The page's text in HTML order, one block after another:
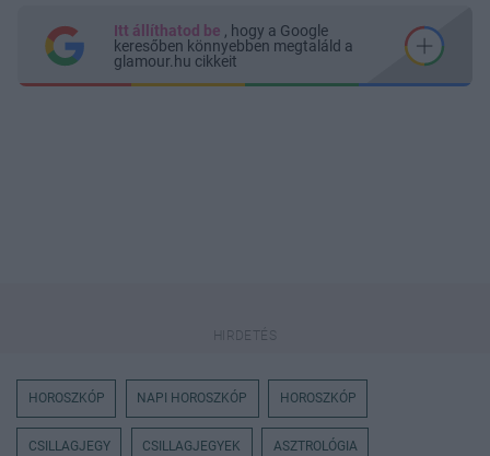
Itt állíthatod be , hogy a Google
keresőben könnyebben megtaláld a
glamour.hu cikkeit
HOROSZKÓP NAPI HOROSZKÓP HOROSZKÓP
CSILLAGJEGY CSILLAGJEGYEK ASZTROLÓGIA